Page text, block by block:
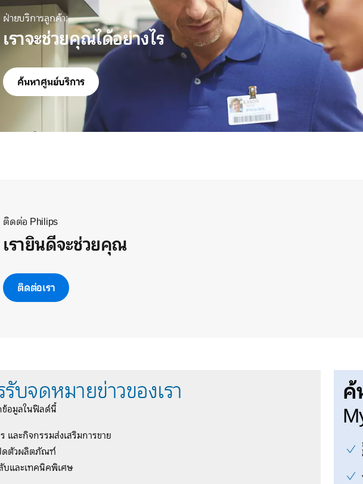
ฝ่ายบริการลูกค้า:
เราจะช่วยคุณได้อย่างไร
ค้นหาศูนย์บริการ
ติดต่อ Philips
เรายินดีจะช่วยคุณ
ติดต่อเรา
บจดหมายข่าวของเรา
อมูลในฟิลด์นี้
และกิจกรรมส่งเสริมการขาย
ดตัวผลิตภัณฑ์
บและเทคนิคพิเศษ
ค้